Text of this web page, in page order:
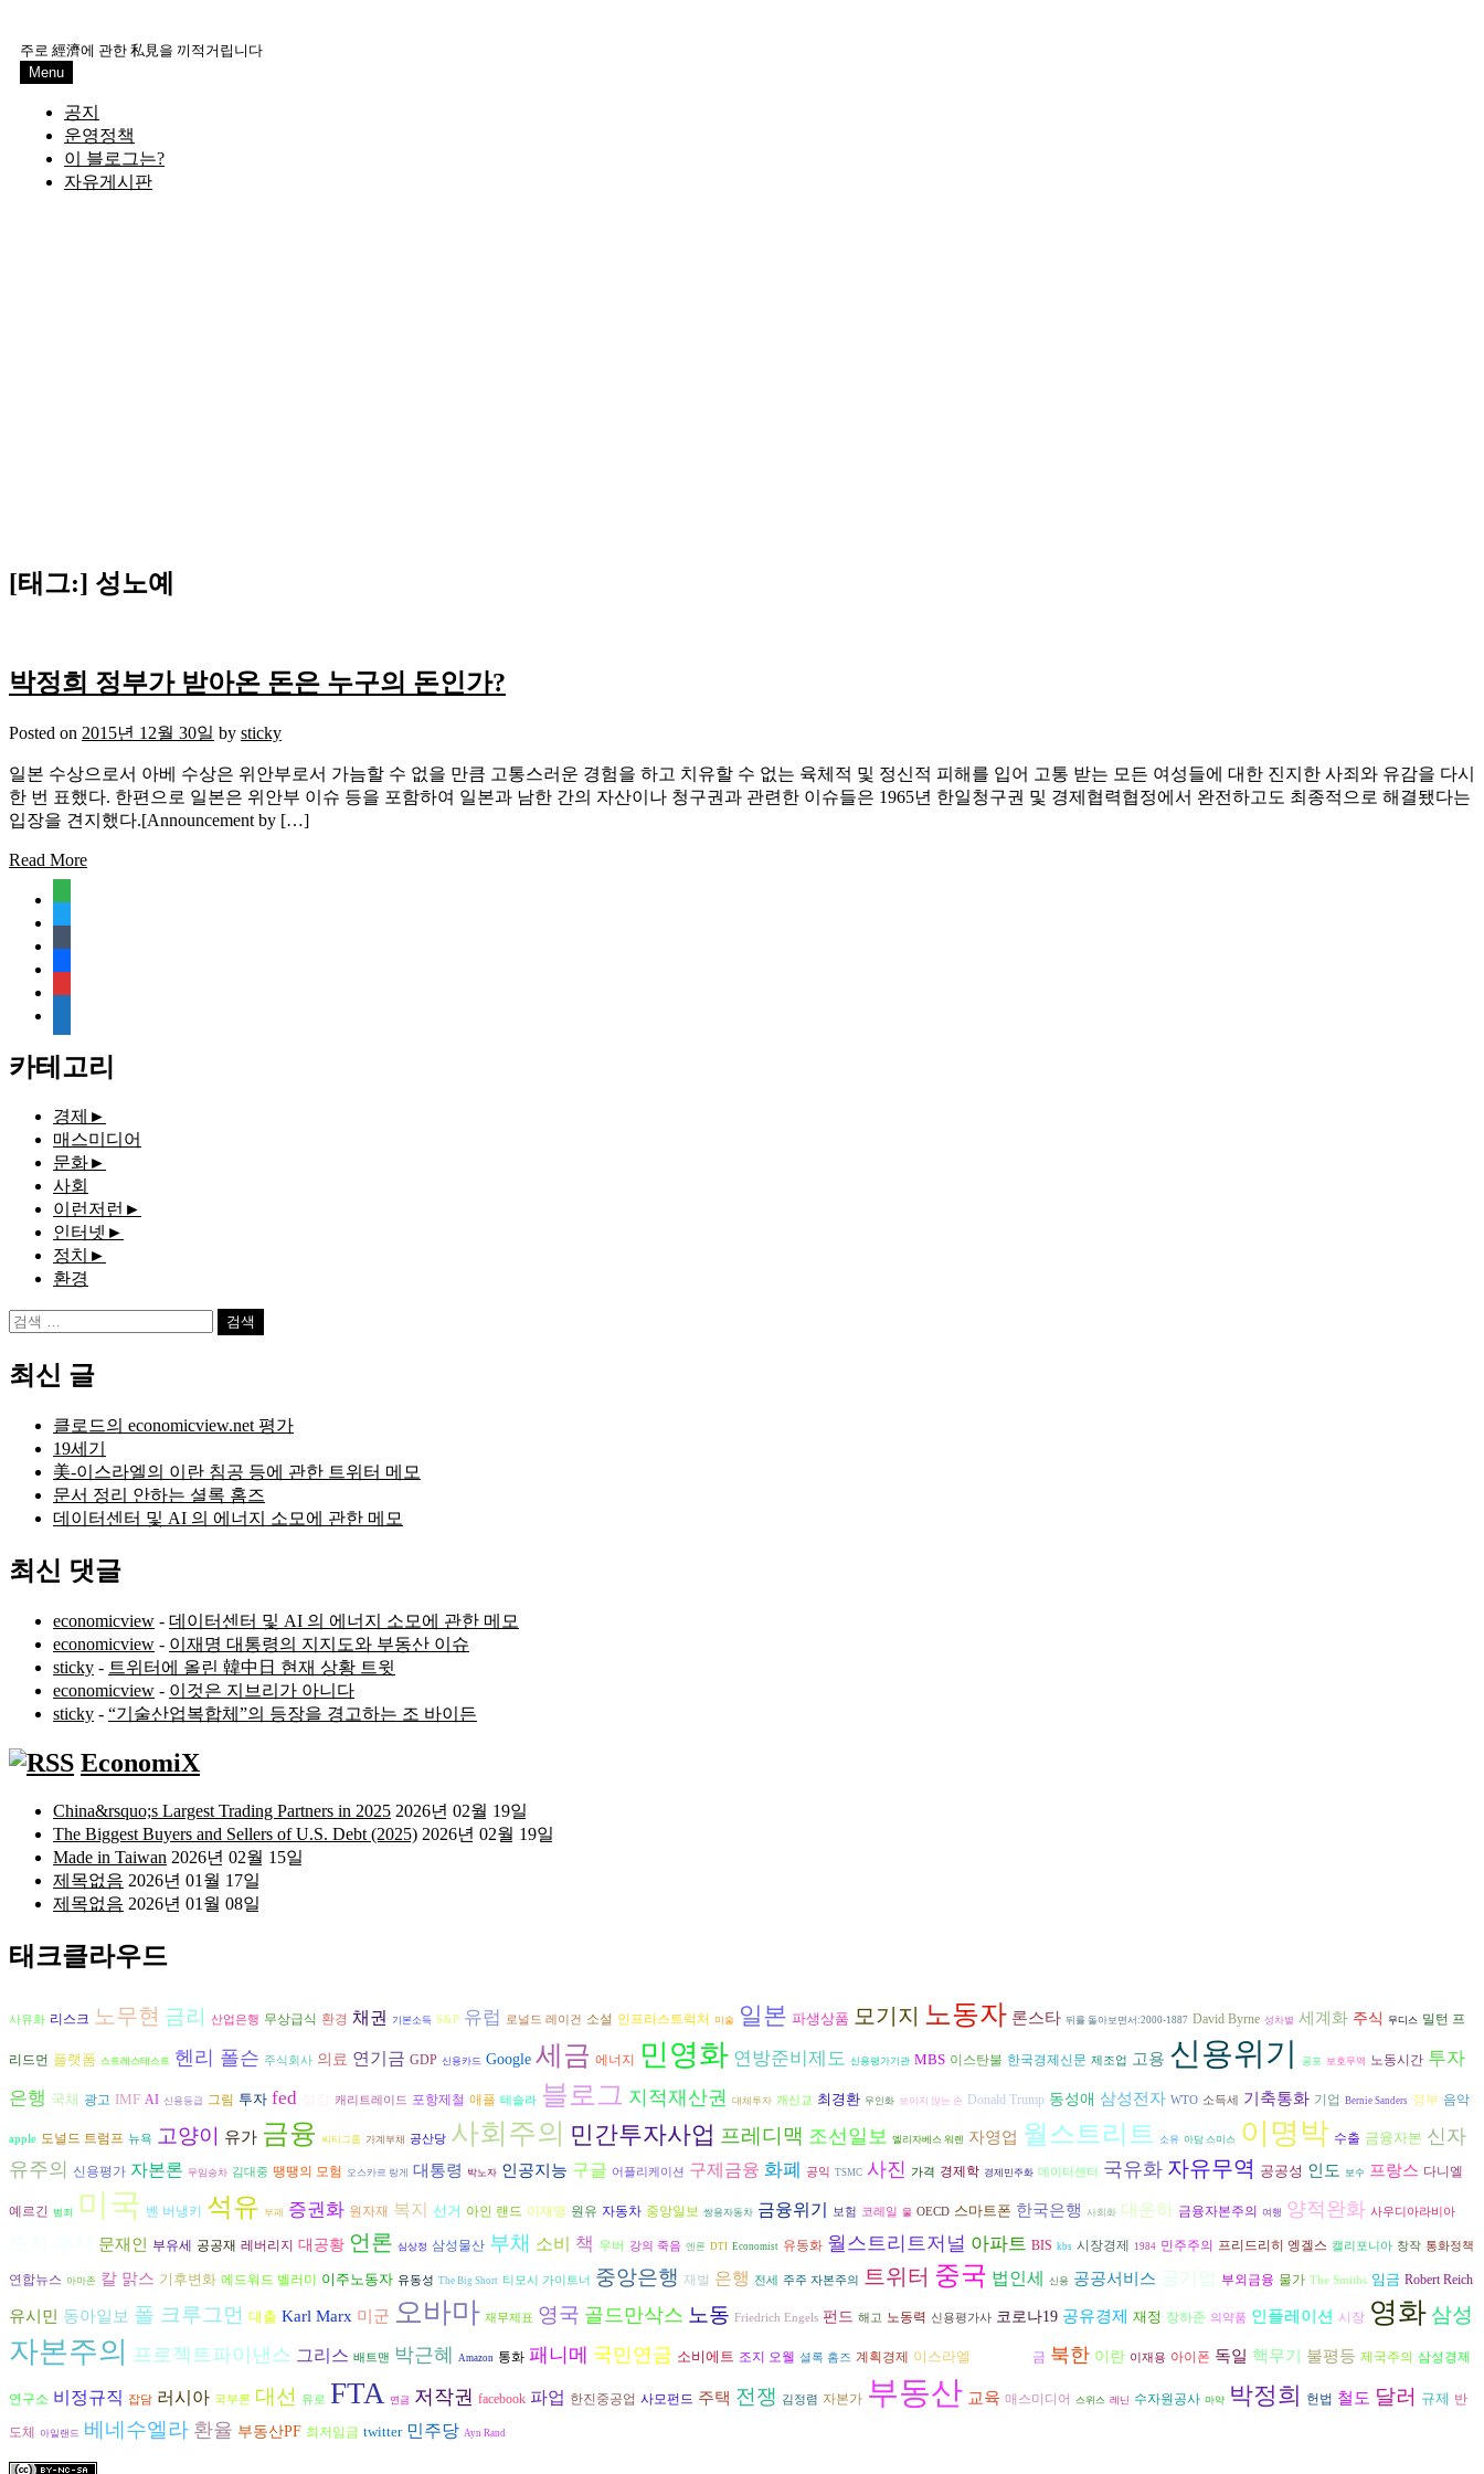
content
주로 經濟에 관한 私見을 끼적거립니다
Menu
공지
운영정책
이 블로그는?
자유게시판
[태그:] 성노예
박정희 정부가 받아온 돈은 누구의 돈인가?
Posted on 2015년 12월 30일 by sticky
일본 수상으로서 아베 수상은 위안부로서 가늠할 수 없을 만큼 고통스러운 경험을 하고 치유할 수 없는 육체적 및 정신적 피해를 입어 고통 받는 모든 여성들에 대한 진지한 사죄와 유감을 다시
한 번 표했다. 한편으로 일본은 위안부 이슈 등을 포함하여 일본과 남한 간의 자산이나 청구권과 관련한 이슈들은 1965년 한일청구권 및 경제협력협정에서 완전하고도 최종적으로 해결됐다는
입장을 견지했다.[Announcement by […]
Read More
document
카테고리
경제 ►
매스미디어
문화►
사회
이런저런 ►
인터넷 ►
정치 ►
환경
검
최신 글
클로드의 economicview.net 평가
19세기
美-이스라엘의 이란 침공 등에 관한 트위터 메모
문서 정리 안하는 셜록 홈즈
데이터센터 및 AI 의 에너지 소모에 관한 메모
최신 댓글
economicview - 데이터센터 및 AI 의 에너지 소모에 관한 메모
economicview - 이재명 대통령의 지지도와 부동산 이슈
sticky - 트위터에 올린 韓中日 현재 상황 트윗
economicview - 이것은 지브리가 아니다
sticky - “기술산업복합체”의 등장을 경고하는 조 바이든
EconomiX
China&rsquo;s Largest Trading Partners in 2025 2026년 02월 19일
The Biggest Buyers and Sellers of U.S. Debt (2025) 2026년 02월 19일
Made in Taiwan 2026년 02월 15일
제목없음 2026년 01월 17일
제목없음 2026년 01월 08일
태크클라우드
사유화 리스크 노무현 금리 산업은행 무상급식 환경 채권 기본소득 S&P 유럽 로널드 레이건 소설 인프라스트럭처 미술 일본 파생상품 모기지 노동자 론스타 뒤를 돌아보면서:2000-1887 David Byrne 성차별 세계화 주식 무디스 밀턴 프
리드먼 플랫폼 스트레스테스트 헨리 폴슨 주식회사 의료 연기금 GDP 신용카드 Google 세금 에너지 민영화 연방준비제도 신용평가기관 MBS 이스탄불 한국경제신문 제조업 고용 신용위기 공포 보호무역 노동시간 투자
은행 국채 광고 IMF AI 신용등급 그림 투자 fed 캐리트레이드 포항제철 애플 테슬라 블로그 지적재산권 대체투자 개신교 최경환 무인화 보이지 않는 손 Donald Trump 동성애 삼성전자 WTO 소득세 기축통화 기업 Bernie Sanders 정부 음악
apple 도널드 트럼프 뉴욕 고양이 유가 금융 씨티그룹 가계부채 공산당 사회주의 민간투자사업 프레디맥 조선일보 엘리자베스 워렌 자영업 월스트리트 소유 아담 스미스 이명박 수출 금융자본 신자
유주의
신용평가 자본론 무임승차 김대중 땡땡의 모험 오스카르 랑게 대통령 박노자 인공지능 구글 어플리케이션 구제금융 화폐 공익 TSMC 사진 가격 경제학 경제민주화 데이터센터 국유화 자유무역 공공성 인도 보수 프랑스 다니엘
예르긴 범죄 미국 벤 버냉키 석유 부패 증권화 원자재 복지 선거 아인 랜드 이재명 원유 자동차 중앙일보 쌍용자동차 금융위기 보험 코레일 물 OECD 스마트폰 한국은행 사회화 대운하 금융자본주의 여행 양적완화 사우디아라비아
문재인 부유세 공공재 레버리지 대공황 언론 심상정 삼성물산 부채 소비 책 우버 강의 죽음 엔론 DTI Economist 유동화 월스트리트저널 아파트 BIS kbs 시장경제 1984 민주주의 프리드리히 엥겔스 캘리포니아 창작 통화정책
연합뉴스 아마존 칼 맑스 기후변화 에드워드 벨러미 이주노동자 유동성 The Big Short 티모시 가이트너 중앙은행 재벌 은행 전세 주주 자본주의 트위터 중국 법인세 신용 공공서비스 공기업 부외금융 물가 The Smiths 임금 Robert Reich
유시민 동아일보 폴 크루그먼 대출 Karl Marx 미군 오바마 재무제표 영국 골드만삭스 노동 Friedrich Engels 펀드 해고 노동력 신용평가사 코로나19 공유경제 재정 장하준 의약품 인플레이션 시장 영화 삼성
자본주의 프로젝트파이낸스 그리스 배트맨 박근혜 Amazon 통화 패니메 국민연금 소비에트 조지 오웰 셜록 홈즈 계획경제 이스라엘 금 북한 이란 이재용 아이폰 독일 핵무기 불평등 제국주의 삼성경제
연구소 비정규직 잡담 러시아 국부론 대선 유로 FTA 연금 저작권 facebook 파업 한진중공업 사모펀드 주택 전쟁 김정렴 자본가 부동산 교육 매스미디어 스위스 레닌 수자원공사 마약 박정희 헌법 철도 달러 규제 반
도체 아일랜드 베네수엘라 환율 부동산PF 최저임금 twitter 민주당 Ayn Rand